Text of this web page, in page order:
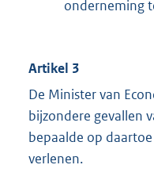
onderneming
Artikel 3
De Minister van
bijzondere gevallen
bepaalde op
verlenen.